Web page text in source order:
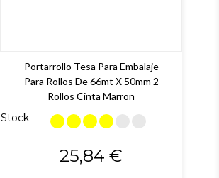
Portarrollo Tesa Para Embalaje
Para Rollos De 66mt X 50mm 2
Rollos Cinta Marron
Stock:
Precio
25,84 €